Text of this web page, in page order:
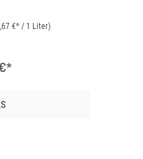
€* / 1 Liter)